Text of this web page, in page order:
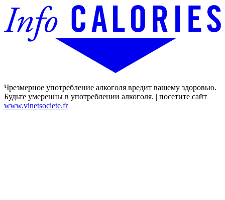
Чрезмерное употребление алкоголя вредит вашему здоровью.
Будьте умеренны в употреблении алкоголя. | посетите сайт
www.vinetsociete.fr